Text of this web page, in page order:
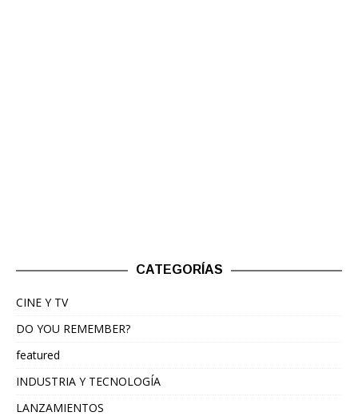
CATEGORÍAS
CINE Y TV
DO YOU REMEMBER?
featured
INDUSTRIA Y TECNOLOGÍA
LANZAMIENTOS